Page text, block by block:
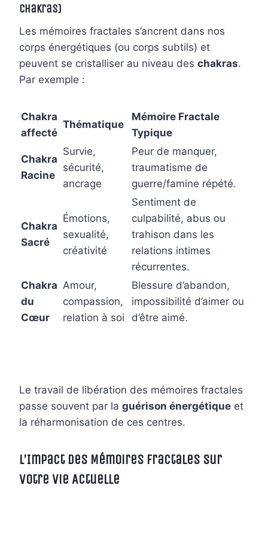
Chakras)
Les mémoires fractales s’ancrent dans nos
corps énergétiques (ou corps subtils) et
peuvent se cristalliser au niveau des chakras.
Par exemple :
Chakra
affecté
Thématique
Mémoire Fractale
Typique
Chakra
Racine
Survie,
sécurité,
ancrage
Peur de manquer,
traumatisme de
guerre/famine répété.
Chakra
Sacré
Émotions,
sexualité,
créativité
Sentiment de
culpabilité, abus ou
trahison dans les
relations intimes
récurrentes.
Chakra
du
Cœur
Amour,
compassion,
relation à soi
Blessure d’abandon,
impossibilité d’aimer ou
d’être aimé.
Le travail de libération des mémoires fractales
passe souvent par la guérison énergétique et
la réharmonisation de ces centres.
L’Impact des Mémoires Fractales sur
Votre Vie Actuelle